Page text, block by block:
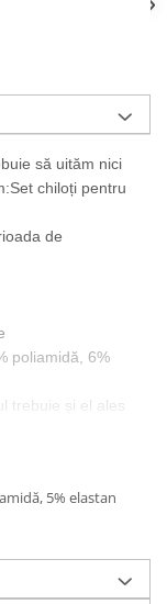
să uităm nici
chiloți pentru
de
poliamidă, 6%
trebuie și el ales
că îți lasă
Țesut din
cu burtica ta.
care ar
must-
5% elastan